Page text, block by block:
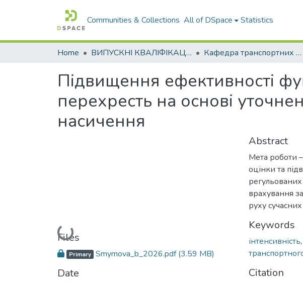
Communities & Collections All of DSpace Statistics
Home ВИПУСКНІ КВАЛІФІКАЦІЙНІ РОБОТИ Кафедра транспортних систем і логістики
Підвищення ефективності
перехресть на основі
насичення
Loading...
Files
Primary Smyrnova_b_2026.pdf(3.59 MB)
Date
Abstract
Мета роботи
оцінки та
врахування
руху
Keywords
інтенсивність,
Citation